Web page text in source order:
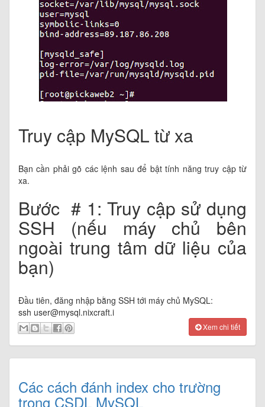
Truy cập MySQL từ xa
Bạn cần phải gõ các lệnh sau để bật tính năng truy cập từ
xa.
Bước # 1: Truy cập sử dụng
SSH (nếu máy chủ bên
ngoài trung tâm dữ liệu của
bạn)
Đầu tiên, đăng nhập bằng SSH tới máy chủ MySQL:
ssh user@mysql.nixcraft.i
Xem chi tiết
Các cách đánh index cho trường
trong CSDL MySQL